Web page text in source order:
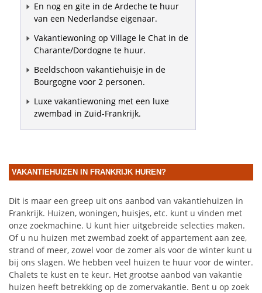
En nog en gite in de Ardeche te huur
van een Nederlandse eigenaar.
Vakantiewoning op Village le Chat in de
Charante/Dordogne te huur.
Beeldschoon vakantiehuisje in de
Bourgogne voor 2 personen.
Luxe vakantiewoning met een luxe
zwembad in Zuid-Frankrijk.
VAKANTIEHUIZEN IN FRANKRIJK HUREN?
Dit is maar een greep uit ons aanbod van vakantiehuizen in
Frankrijk. Huizen, woningen, huisjes, etc. kunt u vinden met
onze zoekmachine. U kunt hier uitgebreide selecties maken.
Of u nu huizen met zwembad zoekt of appartement aan zee,
strand of meer, zowel voor de zomer als voor de winter kunt u
bij ons slagen. We hebben veel huizen te huur voor de winter.
Chalets te kust en te keur. Het grootse aanbod van vakantie
huizen heeft betrekking op de zomervakantie. Bent u op zoek